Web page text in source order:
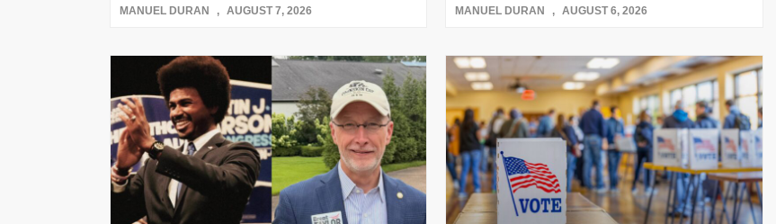
MANUEL DURAN AUGUST 7, 2026 MANUEL DURAN AUGUST 6, 2026